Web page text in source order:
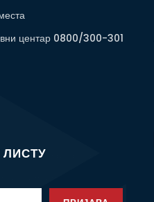
центар 0800/300-301